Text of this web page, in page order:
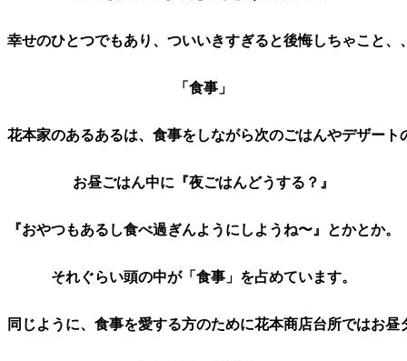
幸せのひとつでもあり、ついいきすぎると後悔しちゃこと、
「食事」
花本家のあるあるは、食事をしながら次のごはんやデザー
お昼ごはん中に『夜ごはんどうする？』
『おやつもあるし食べ過ぎんようにしようね〜』とかとか。
それぐらい頭の中が「食事」を占めています。
同じように、食事を愛する方のために花本商店台所ではお